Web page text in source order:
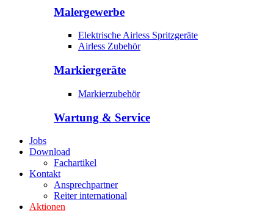
Malergewerbe
Elektrische Airless Spritzgeräte
Airless Zubehör
Markiergeräte
Markierzubehör
Wartung & Service
Jobs
Download
Fachartikel
Kontakt
Ansprechpartner
Reiter international
Aktionen